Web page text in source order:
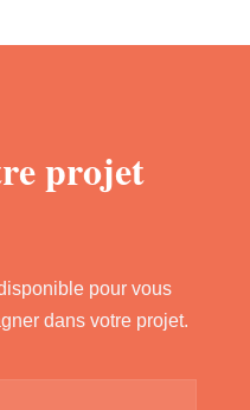
projet
pour vous
dans votre projet.